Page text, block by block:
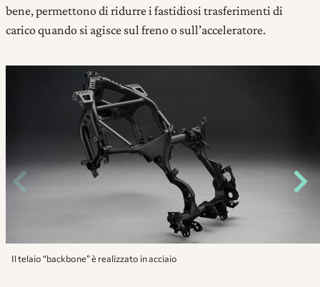
bene, permettono di ridurre i fastidiosi trasferimenti di
carico quando si agisce sul freno o sull’acceleratore.
Il telaio “backbone” è realizzato in acciaio